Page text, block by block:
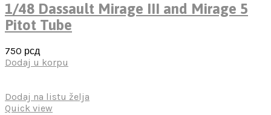
1/48 Dassault Mirage III and Mirage 5
Pitot Tube
750 рсд
Dodaj u korpu
Dodaj na listu želja
Quick view